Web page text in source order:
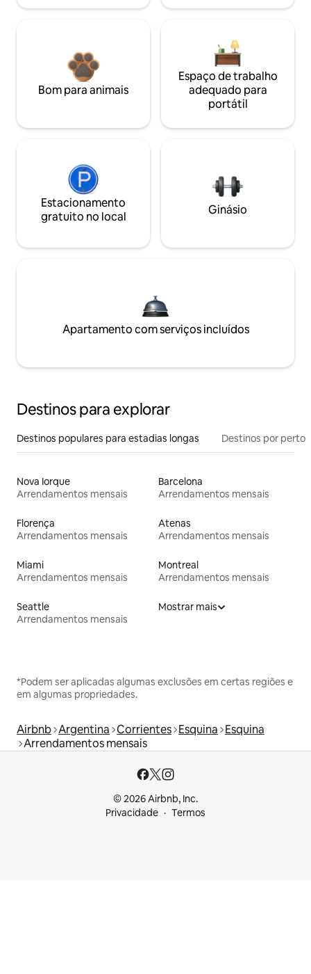
Bom para animais
Espaço de trabalho
adequado para
portátil
Estacionamento
gratuito no local
Ginásio
Apartamento com serviços incluídos
Destinos para explorar
Destinos populares para estadias longas Destinos por perto
Nova Iorque
Arrendamentos mensais
Barcelona
Arrendamentos mensais
Florença
Arrendamentos mensais
Atenas
Arrendamentos mensais
Miami
Arrendamentos mensais
Montreal
Arrendamentos mensais
Seattle
Arrendamentos mensais
Mostrar mais
*Podem ser aplicadas algumas exclusões em certas regiões e
em algumas propriedades.
Airbnb Argentina Corrientes Esquina Esquina
Arrendamentos mensais
© 2026 Airbnb, Inc.
Privacidade
Termos